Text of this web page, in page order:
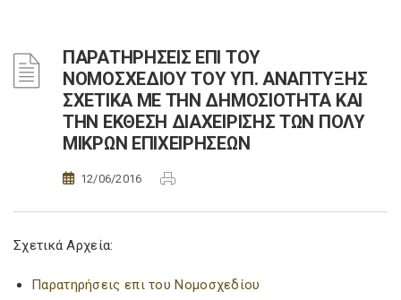
ΠΑΡΑΤΗΡΗΣΕΙΣ ΕΠΙ ΤΟΥ
ΝΟΜΟΣΧΕΔΙΟΥ ΤΟΥ ΥΠ. ΑΝΑΠΤΥΞΗΣ
ΣΧΕΤΙΚΑ ΜΕ ΤΗΝ ΔΗΜΟΣΙΟΤΗΤΑ ΚΑΙ
ΤΗΝ ΕΚΘΕΣΗ ΔΙΑΧΕΙΡΙΣΗΣ ΤΩΝ ΠΟΛΥ
ΜΙΚΡΩΝ ΕΠΙΧΕΙΡΗΣΕΩΝ
12/06/2016
Σχετικά Αρχεία:
Παρατηρήσεις επι του Νομοσχεδίου